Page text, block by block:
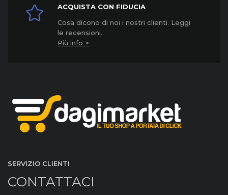
ACQUISTA CON FIDUCIA
Cosa dicono di noi i nostri clienti. Leggi
le recensioni.
Più info >
SERVIZIO CLIENTI
CONTATTACI